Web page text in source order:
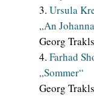
Ursula
„An
Georg
Farhad
„Sommer“
Georg